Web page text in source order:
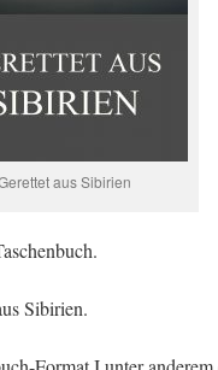
aus Sibirien
Sibirien.